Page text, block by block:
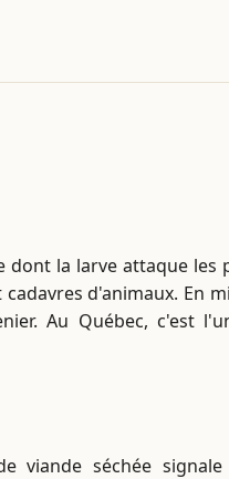
la larve attaque les
d'animaux. En
Au Québec, c'est
viande séchée